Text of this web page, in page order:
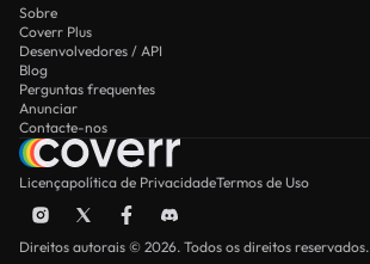
Sobre
Coverr Plus
Desenvolvedores / API
Blog
Perguntas frequentes
Anunciar
Contacte-nos
Licençapolítica de PrivacidadeTermos de Uso
Direitos autorais © 2026. Todos os direitos reservados.